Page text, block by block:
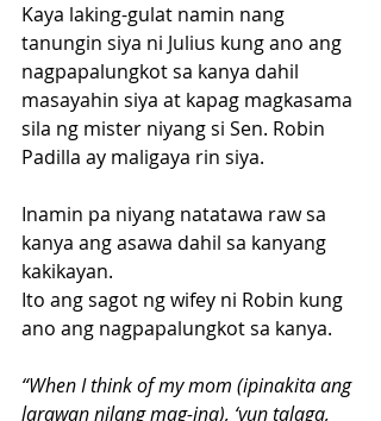
Kaya laking-gulat namin nang
tanungin siya ni Julius kung ano ang
nagpapalungkot sa kanya dahil
masayahin siya at kapag magkasama
sila ng mister niyang si Sen. Robin
Padilla ay maligaya rin siya.
Inamin pa niyang natatawa raw sa
kanya ang asawa dahil sa kanyang
kakikayan.
Ito ang sagot ng wifey ni Robin kung
ano ang nagpapalungkot sa kanya.
“When I think of my mom (ipinakita ang
larawan nilang mag-ina), ‘yun talaga,